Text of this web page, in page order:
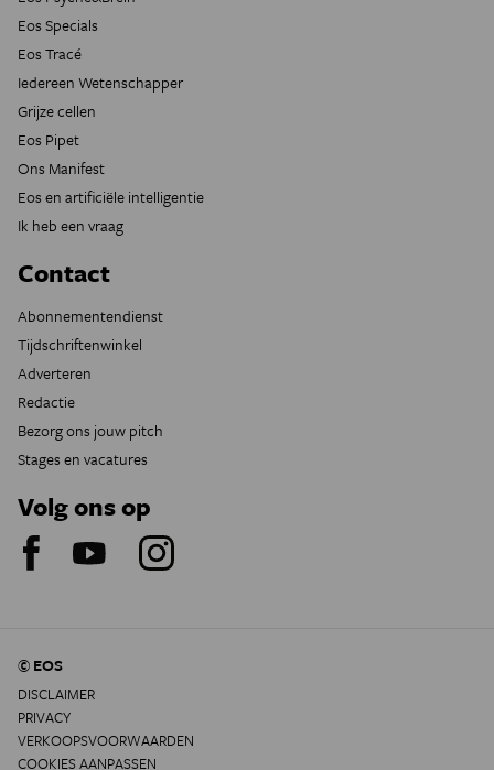
Eos Specials
Eos Tracé
Iedereen Wetenschapper
Grijze cellen
Eos Pipet
Ons Manifest
Eos en artificiële intelligentie
Ik heb een vraag
Contact
Abonnementendienst
Tijdschriftenwinkel
Adverteren
Redactie
Bezorg ons jouw pitch
Stages en vacatures
Volg ons op
© EOS
DISCLAIMER
PRIVACY
VERKOOPSVOORWAARDEN
COOKIES AANPASSEN